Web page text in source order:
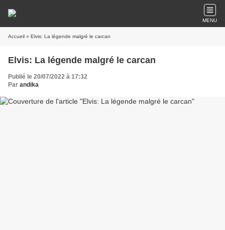
MENU
Accueil » Elvis: La légende malgré le carcan
Elvis: La légende malgré le carcan
Publié le 20/07/2022 à 17:32
Par andika